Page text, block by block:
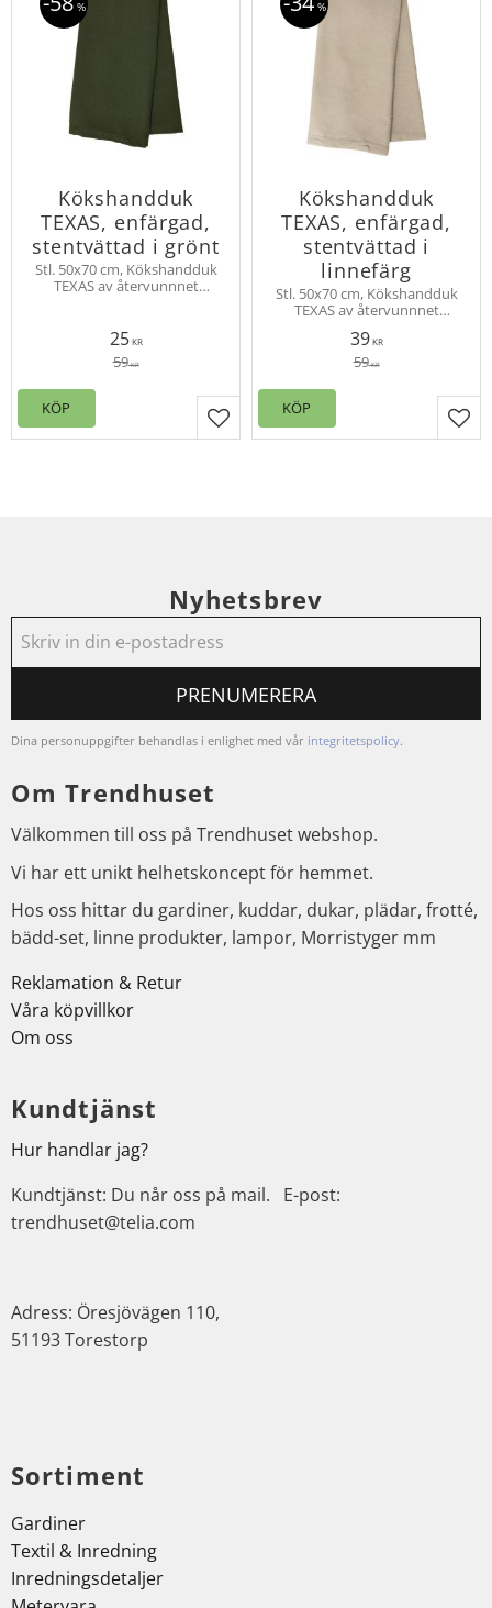
Kökshandduk
TEXAS, enfärgad,
stentvättad i grönt
Stl. 50x70 cm, Kökshandduk
TEXAS av återvunnnet
härlig " jeans-immitation".
Hank för upphängning
25KR
59KR
%
Lägg till i favoriter
KÖP
Kökshandduk
TEXAS, enfärgad,
stentvättad i
linnefärg
Stl. 50x70 cm, Kökshandduk
TEXAS av återvunnnet
stentvättad touch för en
härlig " jeans-immitation".
39KR
59KR
%
KÖP
Nyhetsbrev
PRENUMERERA
Dina personuppgifter behandlas i enlighet med vår integritetspolicy.
Om Trendhuset
Välkommen till oss på Trendhuset webshop.
Vi har ett unikt helhetskoncept för hemmet.
Hos oss hittar du gardiner, kuddar, dukar, plädar, frotté,
bädd-set, linne produkter, lampor, Morristyger mm
Reklamation & Retur
Våra köpvillkor
Om oss
Kundtjänst
Hur handlar jag?
Kundtjänst: Du når oss på mail. E-post:
trendhuset@telia.com
Adress: Öresjövägen 110,
51193 Torestorp
Sortiment
Gardiner
Textil & Inredning
Inredningsdetaljer